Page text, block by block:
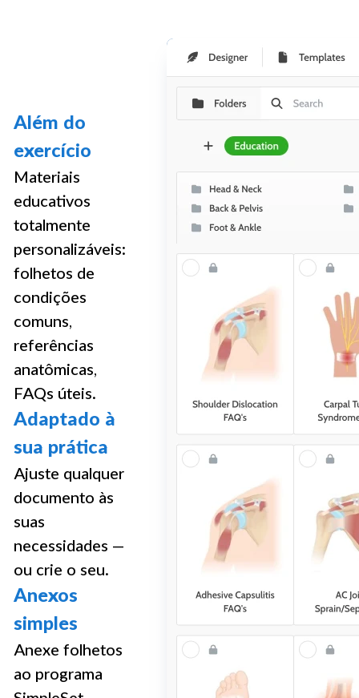
Além do
exercício
Materiais
educativos
totalmente
personalizáveis:
folhetos de
condições
comuns,
referências
anatômicas,
FAQs úteis.
Adaptado à
sua prática
Ajuste qualquer
documento às
suas
necessidades —
ou crie o seu.
Anexos
simples
Anexe folhetos
ao programa